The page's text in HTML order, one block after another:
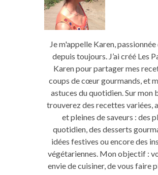
Je m'appelle Karen,
depuis toujours. J’ai créé Les
Karen pour partager mes
coups de cœur gourmands, et
astuces du quotidien. Sur mon
trouverez des recettes variées,
et pleines de saveurs : des
quotidien, des desserts
idées festives ou encore des
végétariennes. Mon objectif :
envie de cuisiner, de vous faire